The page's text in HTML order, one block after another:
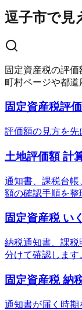
逗子市で見
固定資産税の評
町村ページや都道
固定資産税評
評価額の見方を先
土地評価額 計
通知書、課税台
額の確認手順を整
固定資産税 い
納税通知書、課
分けて確認します
固定資産税 納
通知書が届く時期